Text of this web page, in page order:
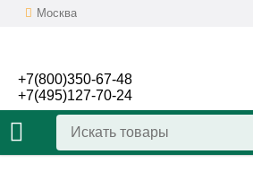
Москва
+7(800)350-67-48
+7(495)127-70-24